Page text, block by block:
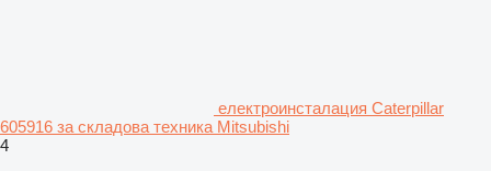
електроинсталация Caterpillar
605916 за складова техника Mitsubishi
4